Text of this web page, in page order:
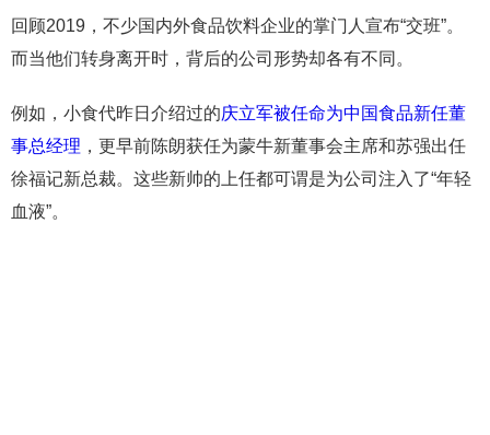
回顾2019，不少国内外食品饮料企业的掌门人宣布“交班”。
而当他们转身离开时，背后的公司形势却各有不同。
例如，小食代昨日介绍过的庆立军被任命为中国食品新任董
事总经理 ，更早前陈朗获任为蒙牛新董事会主席和苏强出任
徐福记新总裁。这些新帅的上任都可谓是为公司注入了“年轻
血液”。